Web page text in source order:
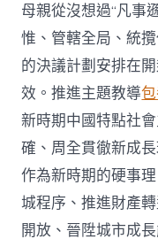
母親從沒想過“凡事
惟、管轄全局、統
的決議計劃安排在
效。推進主題教導
新時期中國特點社
確、周全貫徹新成
作為新時期的硬事
城程序、推進財產
開放、晉陞城市成